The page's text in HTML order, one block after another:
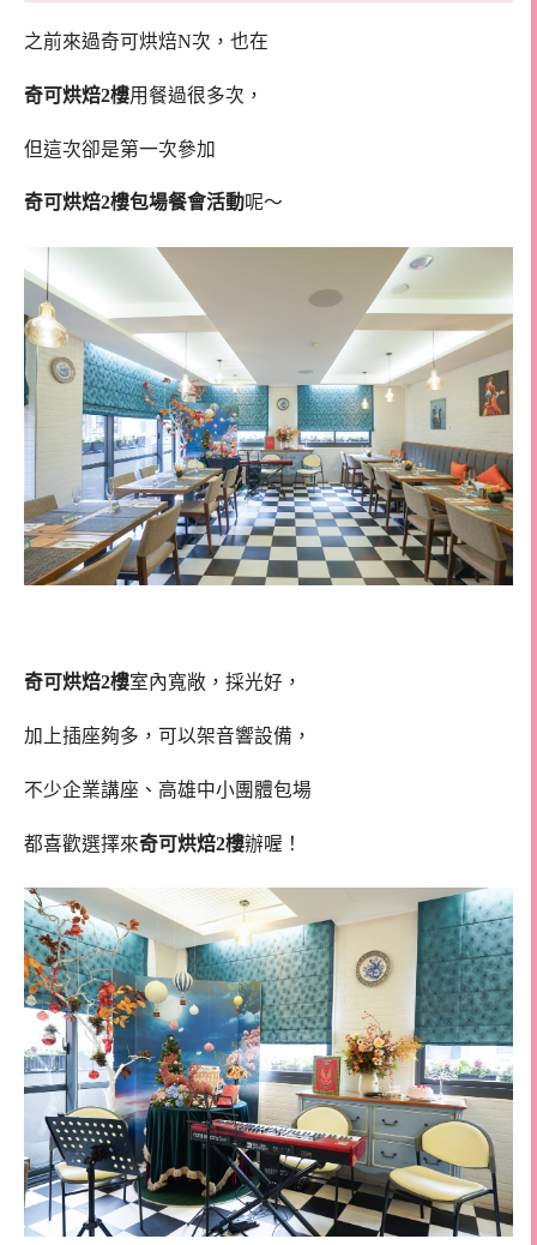
之前來過奇可烘焙N次，也在
奇可烘焙2樓用餐過很多次，
但這次卻是第一次參加
奇可烘焙2樓包場餐會活動呢～
奇可烘焙2樓室內寬敞，採光好，
加上插座夠多，可以架音響設備，
不少企業講座、高雄中小團體包場
都喜歡選擇來奇可烘焙2樓辦喔！